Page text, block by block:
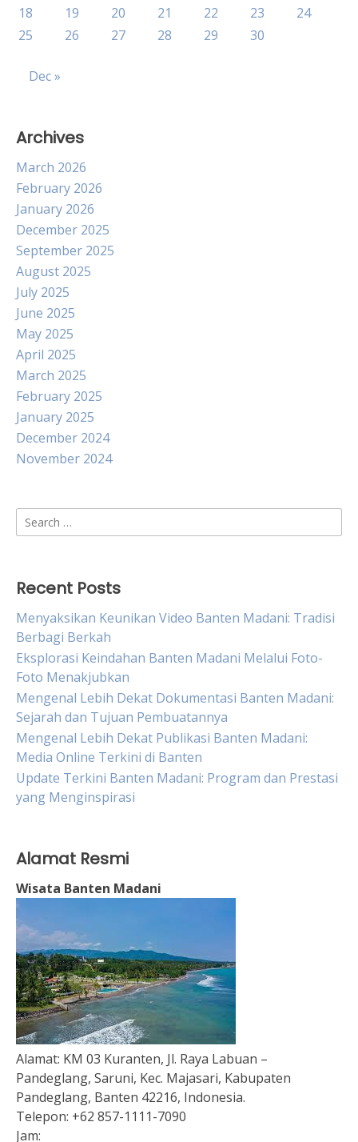
18
19 20 21 22 23
24
25
26 27 28 29 30
Dec »
Archives
March 2026
February 2026
January 2026
December 2025
September 2025
August 2025
July 2025
June 2025
May 2025
April 2025
March 2025
February 2025
January 2025
December 2024
November 2024
Search
for:
Recent Posts
Menyaksikan Keunikan Video Banten Madani: Tradisi
Berbagi Berkah
Eksplorasi Keindahan Banten Madani Melalui Foto-
Foto Menakjubkan
Mengenal Lebih Dekat Dokumentasi Banten Madani:
Sejarah dan Tujuan Pembuatannya
Mengenal Lebih Dekat Publikasi Banten Madani:
Media Online Terkini di Banten
Update Terkini Banten Madani: Program dan Prestasi
yang Menginspirasi
Alamat Resmi
Wisata Banten Madani
Alamat: KM 03 Kuranten, Jl. Raya Labuan –
Pandeglang, Saruni, Kec. Majasari, Kabupaten
Pandeglang, Banten 42216, Indonesia.
Telepon: +62 857-1111-7090
Jam: